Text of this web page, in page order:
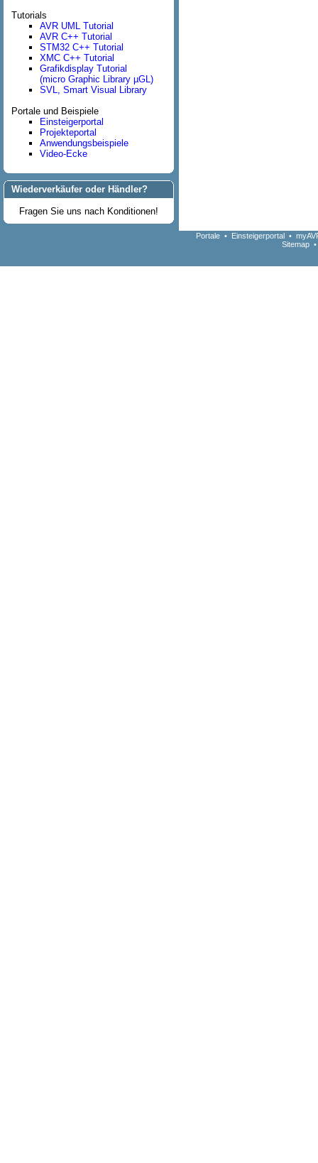
Tutorials
AVR UML Tutorial
AVR C++ Tutorial
STM32 C++ Tutorial
XMC C++ Tutorial
Grafikdisplay Tutorial
(micro Graphic Library µGL)
SVL, Smart Visual Library
Portale und Beispiele
Einsteigerportal
Projekteportal
Anwendungsbeispiele
Video-Ecke
Wiederverkäufer oder Händler?
Fragen Sie uns nach Konditionen!
Portale • Einsteigerportal •
Sitemap